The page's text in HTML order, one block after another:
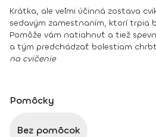
Krátka, ale veľmi účinná zostava
sedavým zamestnaním, ktorí trpia
Pomôže vám natiahnuť a tiež
a tým predchádzať bolestiam
na cvičenie
Pomôcky
Bez pomôcok